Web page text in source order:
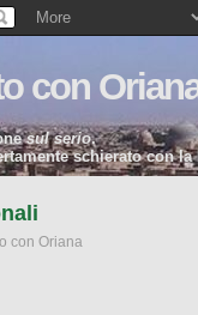
con
sul serio.
schierato con
con Oriana